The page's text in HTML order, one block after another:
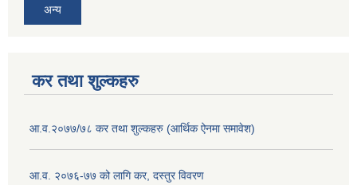
अन्य
कर तथा शुल्कहरु
आ.व.२०७७/७८ कर तथा शुल्कहरु (आर्थिक ऐनमा समावेश)
आ.व. २०७६-७७ को लागि कर, दस्तुर विवरण